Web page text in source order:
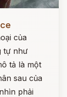
của
tự như
tả là một
sau của
phải